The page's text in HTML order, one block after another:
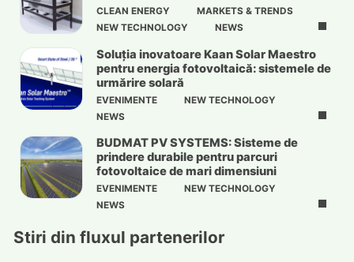
CLEAN ENERGY
MARKETS & TRENDS
NEW TECHNOLOGY
NEWS
Soluția inovatoare Kaan Solar Maestro
pentru energia fotovoltaică: sistemele de
urmărire solară
EVENIMENTE
NEW TECHNOLOGY
NEWS
BUDMAT PV SYSTEMS: Sisteme de
prindere durabile pentru parcuri
fotovoltaice de mari dimensiuni
EVENIMENTE
NEW TECHNOLOGY
NEWS
Stiri din fluxul partenerilor